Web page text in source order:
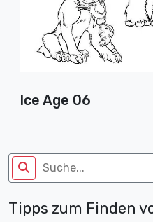
Ice Age 06
Tipps zum Finden